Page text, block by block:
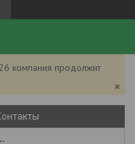
компания продолжит